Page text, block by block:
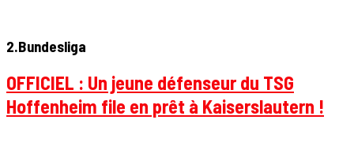
2.Bundesliga
OFFICIEL : Un jeune défenseur du TSG
Hoffenheim file en prêt à Kaiserslautern !